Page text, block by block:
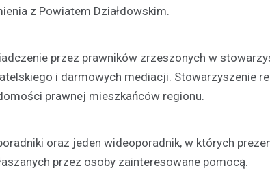
z Powiatem Działdowskim.
przez prawników zrzeszonych w
i darmowych mediacji. Stowarzyszenie
prawnej mieszkańców regionu.
oraz jeden wideoporadnik, w których
przez osoby zainteresowane pomocą.